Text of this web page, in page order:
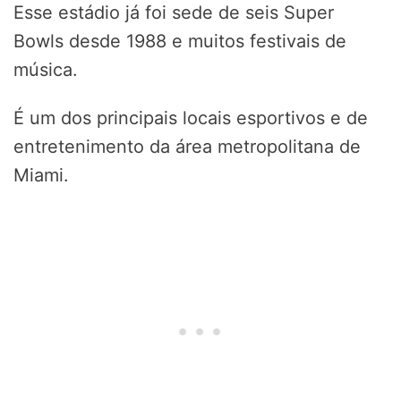
Esse estádio já foi sede de seis Super
Bowls desde 1988 e muitos festivais de
música.
É um dos principais locais esportivos e de
entretenimento da área metropolitana de
Miami.